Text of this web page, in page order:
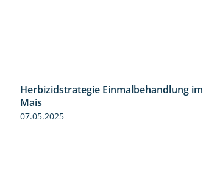
1:45
Herbizidstrategie Einmalbehandlung im
Mais
07.05.2025